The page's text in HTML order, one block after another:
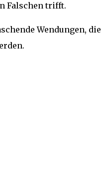
Falschen trifft.
Wendungen,